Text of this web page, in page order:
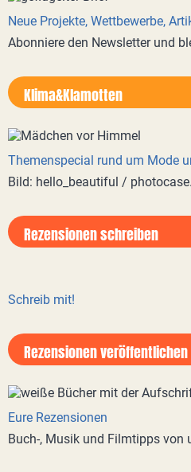
Neue Projekte, Wettbewerbe,
Abonniere den Newsletter und
Klima&Klamotten
Themenspecial rund um Mode
Bild: hello_beautiful /
Rezensionen schreiben
Schreib mit!
Rezensionen veröffentlichen
Eure Rezensionen
Buch-, Musik und Filmtipps von